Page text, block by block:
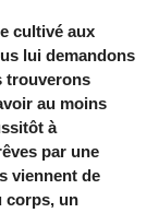
cultivé aux
lui demandons
trouverons
au moins
à
par une
viennent de
corps, un